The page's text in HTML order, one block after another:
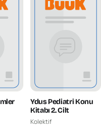
Ydus Pediatri Konu
Kitabı 2. Cilt
Kolektif